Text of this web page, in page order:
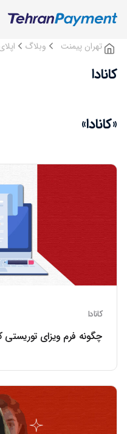
تهران پیمنت وبلاگ
کانادا
«کانادا»
کانادا
چگونه فرم ویزای توریستی